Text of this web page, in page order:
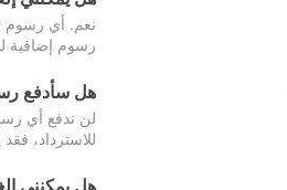
نعم. أي رسوم
رسوم إضافية
هل سأدفع
لن تدفع أي
للاسترداد،
هل يمكنني